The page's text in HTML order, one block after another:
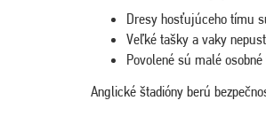
Dresy hosťujúceho tímu
Veľké tašky a vaky
Povolené sú malé
Anglické štadióny berú